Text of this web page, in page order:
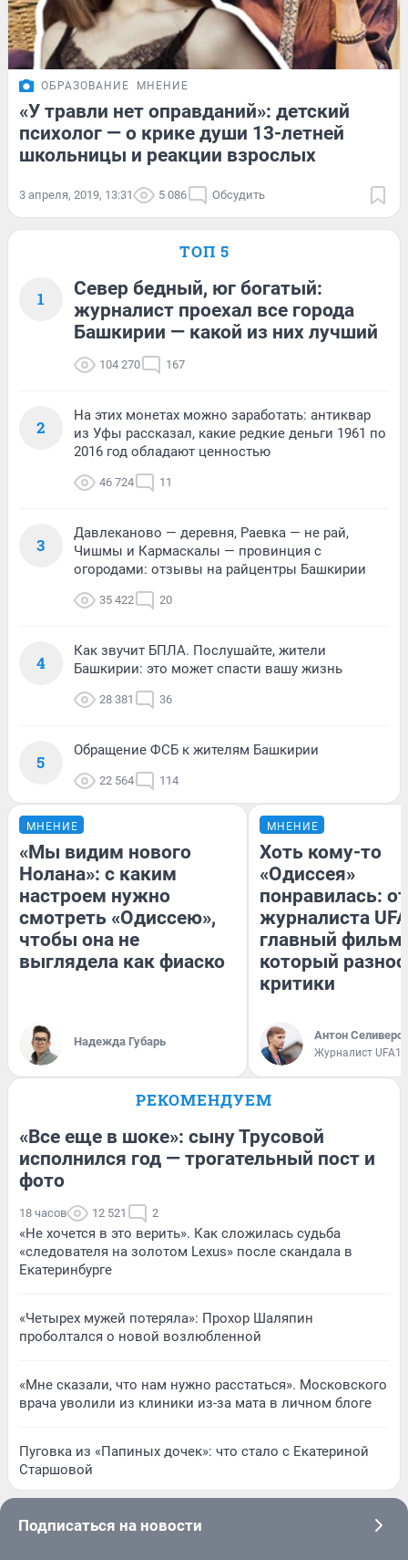
ОБРАЗОВАНИЕ МНЕНИЕ
«У травли нет оправданий»: детский
психолог — о крике души 13-летней
школьницы и реакции взрослых
3 апреля, 2019, 13:31 5 086 Обсудить
ТОП 5
1
Север бедный, юг богатый:
журналист проехал все города
Башкирии — какой из них лучший
104 270 167
2
На этих монетах можно заработать: антиквар
из Уфы рассказал, какие редкие деньги 1961 по
2016 год обладают ценностью
46 724 11
3
Давлеканово — деревня, Раевка — не рай,
Чишмы и Кармаскалы — провинция с
огородами: отзывы на райцентры Башкирии
35 422 20
4
Как звучит БПЛА. Послушайте, жители
Башкирии: это может спасти вашу жизнь
28 381 36
5
Обращение ФСБ к жителям Башкирии
22 564 114
МНЕНИЕ
«Мы видим нового
Нолана»: с каким
настроем нужно
смотреть «Одиссею»,
чтобы она не
выглядела как фиаско
Надежда Губарь
МНЕНИЕ
Хоть кому-то
«Одиссея»
понравилась:
журналиста
главный фильм
который
критики
Антон
Журналист
РЕКОМЕНДУЕМ
«Все еще в шоке»: сыну Трусовой
исполнился год — трогательный пост и
фото
18 часов 12 521 2
«Не хочется в это верить». Как сложилась судьба
«следователя на золотом Lexus» после скандала в
Екатеринбурге
«Четырех мужей потеряла»: Прохор Шаляпин
проболтался о новой возлюбленной
«Мне сказали, что нам нужно расстаться». Московского
врача уволили из клиники из-за мата в личном блоге
Пуговка из «Папиных дочек»: что стало с Екатериной
Старшовой
Подписаться на новости